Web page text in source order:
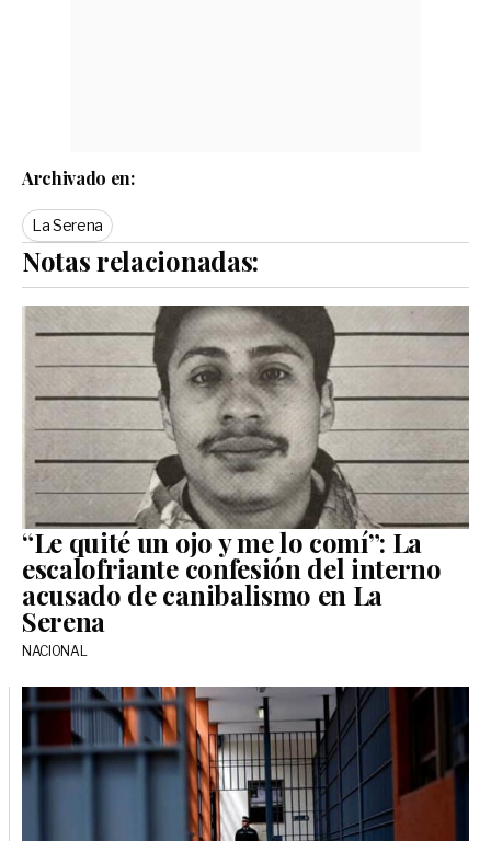
Archivado en:
La Serena
Notas relacionadas:
“Le quité un ojo y me lo comí”: La
escalofriante confesión del interno
acusado de canibalismo en La
Serena
NACIONAL